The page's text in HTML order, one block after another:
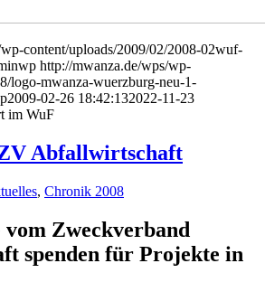
content/uploads/2009/02/2008-02wuf-
http://mwanza.de/wps/wp-
logo-mwanza-wuerzburg-neu-1-
2009-02-26 18:42:132022-11-23
im WuF
Abfallwirtschaft
, Chronik 2008
Zweckverband
spenden für Projekte in